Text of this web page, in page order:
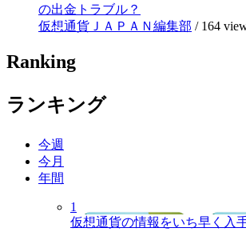
の出金トラブル？
仮想通貨ＪＡＰＡＮ編集部 / 164
Ranking
ランキング
今週
今月
年間
1
仮想通貨の情報をいち早く入